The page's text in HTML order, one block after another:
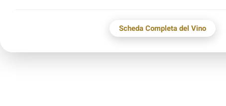
Scheda Completa del Vino